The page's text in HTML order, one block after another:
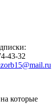
43-32
которые